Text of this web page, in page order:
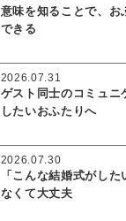
意味を知ることで、お
できる
ゲスト同士のコミュニ
したいおふたりへ
2026.07.31
「こんな結婚式がし
なくて大丈夫
2026.07.30